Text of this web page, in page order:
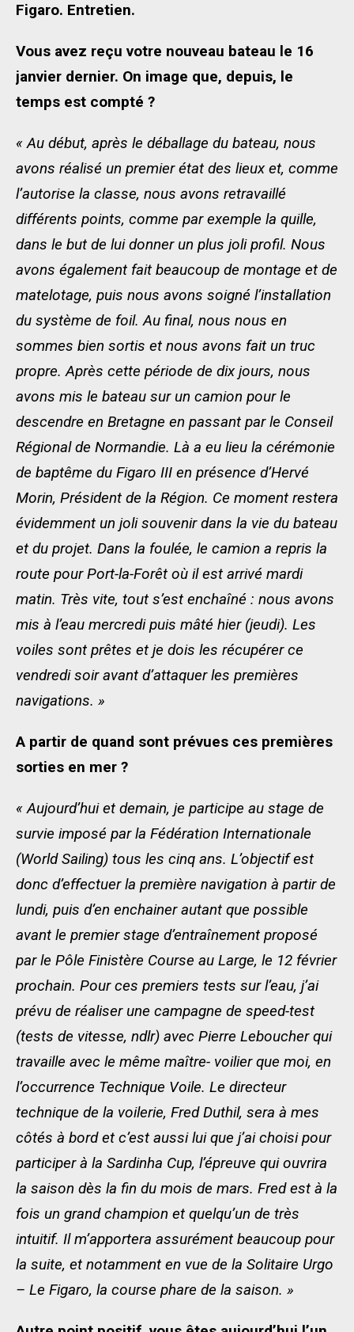
Figaro. Entretien.
Vous avez reçu votre nouveau bateau le 16
janvier dernier. On image que, depuis, le
temps est compté ?
« Au début, après le déballage du bateau, nous
avons réalisé un premier état des lieux et, comme
l’autorise la classe, nous avons retravaillé
différents points, comme par exemple la quille,
dans le but de lui donner un plus joli profil. Nous
avons également fait beaucoup de montage et de
matelotage, puis nous avons soigné l’installation
du système de foil. Au final, nous nous en
sommes bien sortis et nous avons fait un truc
propre. Après cette période de dix jours, nous
avons mis le bateau sur un camion pour le
descendre en Bretagne en passant par le Conseil
Régional de Normandie. Là a eu lieu la cérémonie
de baptême du Figaro III en présence d’Hervé
Morin, Président de la Région. Ce moment restera
évidemment un joli souvenir dans la vie du bateau
et du projet. Dans la foulée, le camion a repris la
route pour Port-la-Forêt où il est arrivé mardi
matin. Très vite, tout s’est enchaîné : nous avons
mis à l’eau mercredi puis mâté hier (jeudi). Les
voiles sont prêtes et je dois les récupérer ce
vendredi soir avant d’attaquer les premières
navigations. »
A partir de quand sont prévues ces premières
sorties en mer ?
« Aujourd’hui et demain, je participe au stage de
survie imposé par la Fédération Internationale
(World Sailing) tous les cinq ans. L’objectif est
donc d’effectuer la première navigation à partir de
lundi, puis d’en enchainer autant que possible
avant le premier stage d’entraînement proposé
par le Pôle Finistère Course au Large, le 12 février
prochain. Pour ces premiers tests sur l’eau, j’ai
prévu de réaliser une campagne de speed-test
(tests de vitesse, ndlr) avec Pierre Leboucher qui
travaille avec le même maître- voilier que moi, en
l’occurrence Technique Voile. Le directeur
technique de la voilerie, Fred Duthil, sera à mes
côtés à bord et c’est aussi lui que j’ai choisi pour
participer à la Sardinha Cup, l’épreuve qui ouvrira
la saison dès la fin du mois de mars. Fred est à la
fois un grand champion et quelqu’un de très
intuitif. Il m’apportera assurément beaucoup pour
la suite, et notamment en vue de la Solitaire Urgo
– Le Figaro, la course phare de la saison. »